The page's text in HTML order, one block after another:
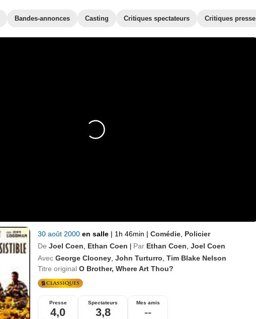
Bandes-annonces Casting Critiques spectateurs Critiques presse
30 août 2000 en salle | 1h 46min | Comédie Policier
De Joel Coen Ethan Coen | Par Ethan Coen Joel Coen
Avec George Clooney John Turturro Tim Blake Nelson
Titre original O Brother, Where Art Thou?
Presse
4,0
Spectateurs
3,8
Mes amis
--